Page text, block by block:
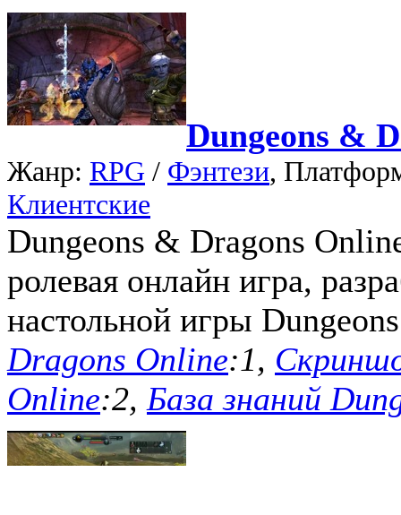
Dungeons &
Жанр: RPG / Фэнтези,
Клиентские
Dungeons & Dragons
ролевая онлайн игра,
настольной игры
Dragons Online:1,
Online:2, База знаний